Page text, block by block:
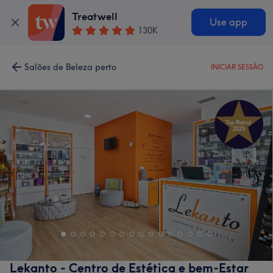
Treatwell
130K
Use app
Salões de Beleza perto INICIAR SESSÃO
Lekanto - Centro de Estética e bem-Estar